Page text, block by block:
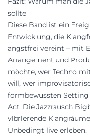
sollte
Diese Band ist ein
Entwicklung, die
angstfrei vereint – mit
Arrangement und
möchte, wer Techno
will, wer
formbewussten Setting
Act. Die Jazzrausch
vibrierende
Unbedingt live erleben.